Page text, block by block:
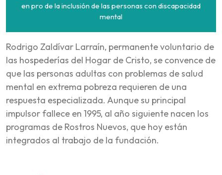
en pro de la inclusión de las personas con discapacidad
mental
Rodrigo Zaldívar Larraín, permanente voluntario de
las hospederías del Hogar de Cristo, se convence de
que las personas adultas con problemas de salud
mental en extrema pobreza requieren de una
respuesta especializada. Aunque su principal
impulsor fallece en 1995, al año siguiente nacen los
programas de Rostros Nuevos, que hoy están
integrados al trabajo de la fundación.